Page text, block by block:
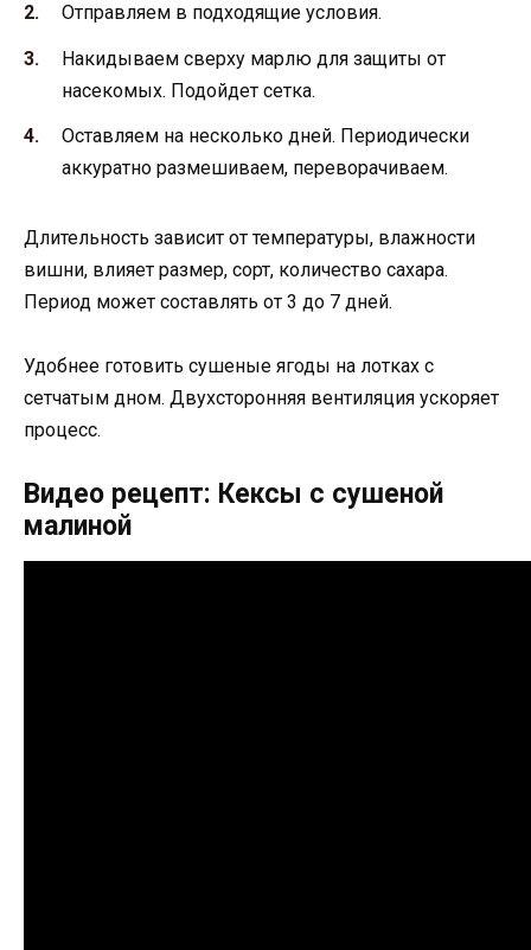
Отправляем в подходящие условия.
Накидываем сверху марлю для защиты от
насекомых. Подойдет сетка.
Оставляем на несколько дней. Периодически
аккуратно размешиваем, переворачиваем.
Длительность зависит от температуры, влажности
вишни, влияет размер, сорт, количество сахара.
Период может составлять от 3 до 7 дней.
Удобнее готовить сушеные ягоды на лотках с
сетчатым дном. Двухсторонняя вентиляция ускоряет
процесс.
Видео рецепт: Кексы с сушеной
малиной